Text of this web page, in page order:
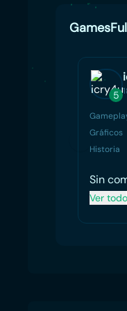
5
Gráficos
Historia
Sin
Ver todo